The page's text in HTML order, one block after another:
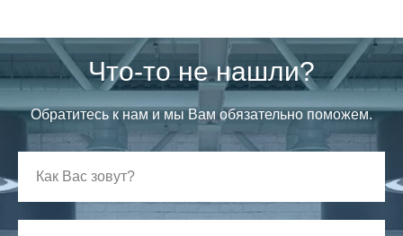
Что-то не нашли?
Обратитесь к нам и мы Вам обязательно поможем.